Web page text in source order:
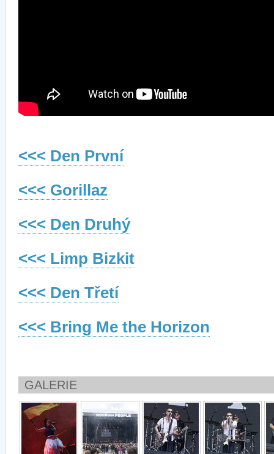
<<< Den První
<<< Gorillaz
<<< Den Druhý
<<< Limp Bizkit
<<< Den Třetí
<<< Bring Me the Horizon
GALERIE